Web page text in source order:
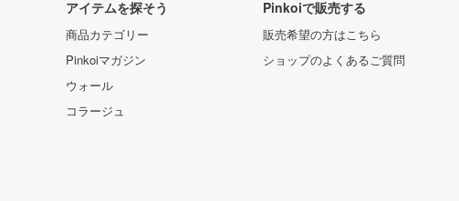
アイテムを探そう
商品カテゴリー
Pinkoiマガジン
ウォール
コラージュ
Pinkoiで販売する
販売希望の方はこちら
ショップのよくあるご質問